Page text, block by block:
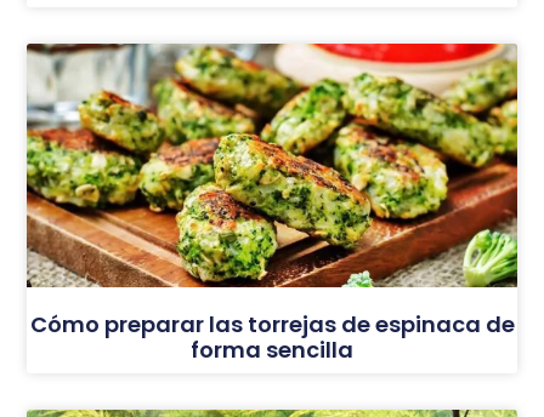
Cómo preparar las torrejas de espinaca de
forma sencilla